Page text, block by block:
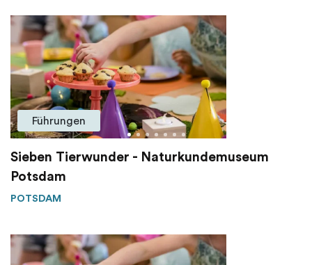
Führungen
Sieben Tierwunder - Naturkundemuseum
Potsdam
POTSDAM